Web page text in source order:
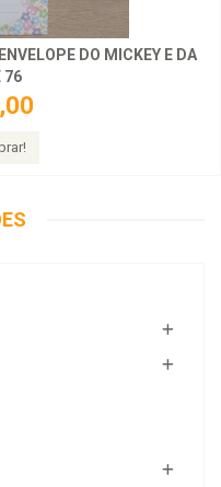
DO MICKEY E DA
76